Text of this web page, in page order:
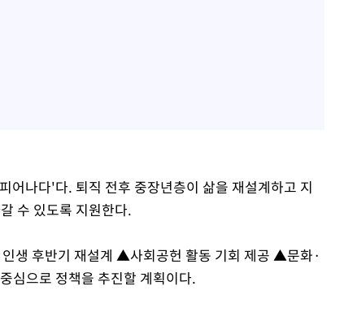
어나다'다. 퇴직 전후 중장년층이 삶을 재설계하고 지
수 있도록 지원한다.
생 후반기 재설계 ▲사회공헌 활동 기회 제공 ▲문화·
심으로 정책을 추진할 계획이다.